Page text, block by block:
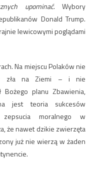
upominać. Wybory
Donald Trump.
lewicowymi poglądami
Na miejscu Polaków nie
zła na Ziemi – i nie
planu Zbawienia,
jest teoria sukcesów
moralnego w
że nawet dzikie zwierzęta
już nie wierzą w żaden